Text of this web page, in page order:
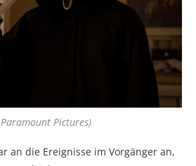
Pictures)
an die Ereignisse im Vorgänger an,